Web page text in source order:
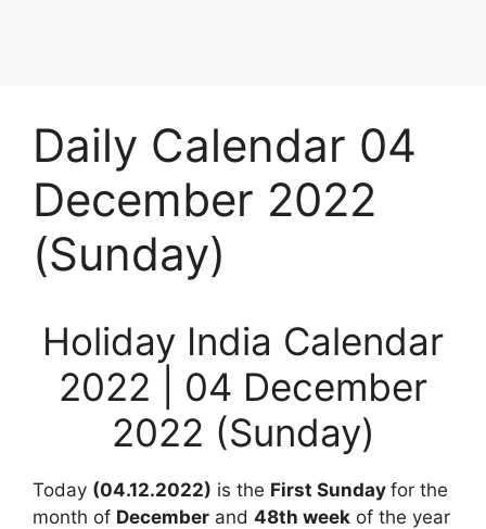
Daily Calendar 04
December 2022
(Sunday)
Holiday India Calendar
2022 | 04 December
2022 (Sunday)
Today (04.12.2022) is the First Sunday for the
month of December and 48th week of the year